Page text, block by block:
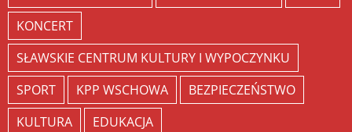
KONCERT
SŁAWSKIE CENTRUM KULTURY I WYPOCZYNKU
SPORT
KPP WSCHOWA
BEZPIECZEŃSTWO
KULTURA
EDUKACJA